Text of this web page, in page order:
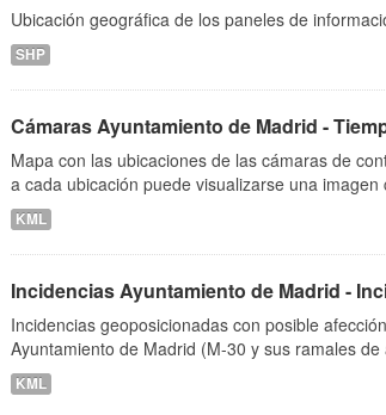
Ubicación geográfica de los paneles de
SHP
Cámaras Ayuntamiento de Madrid -
Mapa con las ubicaciones de las cámaras de
a cada ubicación puede visualizarse una
KML
Incidencias Ayuntamiento de Madrid -
Incidencias geoposicionadas con posible
Ayuntamiento de Madrid (M-30 y sus ramales
KML